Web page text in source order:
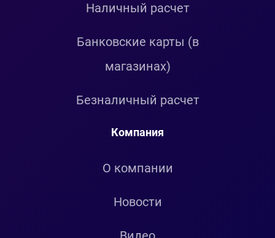
Наличный расчет
Банковские карты (в
магазинах)
Безналичный расчет
Компания
О компании
Новости